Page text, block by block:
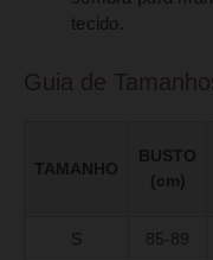
tecido.
Guia de
TAMANHO
BUSTO
(cm)
S 85-89